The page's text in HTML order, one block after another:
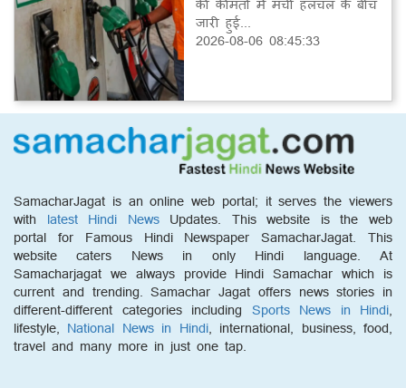
जारी हुई...
2026-08-06 08:45:33
SamacharJagat is an online web portal; it serves the viewers
with latest Hindi NewsUpdates. This website is the web
portal for Famous Hindi Newspaper SamacharJagat. This
website caters News in only Hindi language. At
Samacharjagat we always provide Hindi Samachar which is
current and trending. Samachar Jagat offers news stories in
different-different categories including Sports News in Hindi,
lifestyle, National News in Hindi, international, business, food,
travel and many more in just one tap.